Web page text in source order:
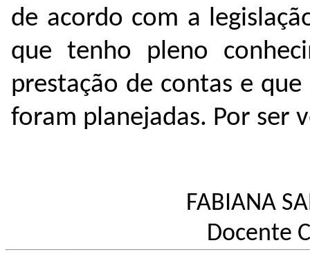
de acordo com a
que tenho pleno
prestação de contas e
foram planejadas. Por ser
FABIANA
Docente